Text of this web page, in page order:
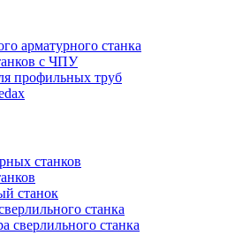
арматурного станка
с ЧПУ
профильных труб
станков
станок
станка
сверлильного станка